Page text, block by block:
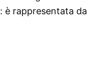
è rappresentata da